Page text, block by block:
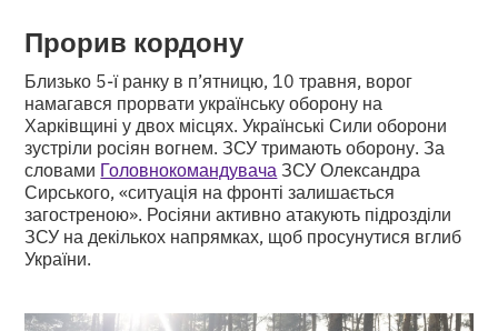
Прорив кордону
Близько 5-ї ранку в п’ятницю, 10 травня, ворог
намагався прорвати українську оборону на
Харківщині у двох місцях. Українські Сили оборони
зустріли росіян вогнем. ЗСУ тримають оборону. За
словами ГоловнокомандувачаЗСУ Олександра
Сирського, «ситуація на фронті залишається
загостреною». Росіяни активно атакують підрозділи
ЗСУ на декількох напрямках, щоб просунутися вглиб
України.